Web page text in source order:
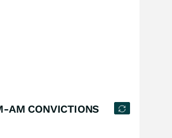
CONVICTIONS